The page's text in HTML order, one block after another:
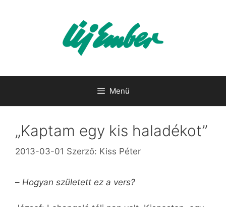
Menü
„Kaptam egy kis haladékot”
2013-03-01 Szerző: Kiss Péter
– Hogyan született ez a vers?